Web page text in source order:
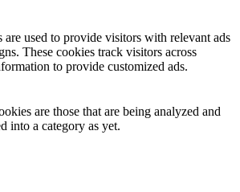
are used to provide visitors with relevant ads
These cookies track visitors across
to provide customized ads.
are those that are being analyzed and
into a category as yet.